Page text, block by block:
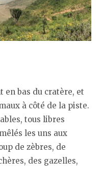
en bas du cratère, et
à côté de la piste.
tous libres
les uns aux
de zèbres, de
des gazelles,